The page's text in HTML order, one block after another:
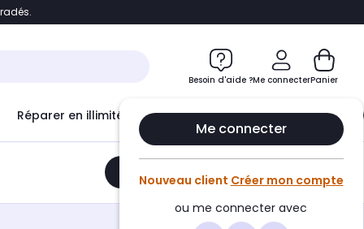
Accéder directement au chatbot
Besoin d'aide ?Me connecter
Me connecter
Nouveau client Créer mon compte
ou me connecter avec
Panier
Réparer en illimité avec Le Club Infinity
Ajouter au panier •